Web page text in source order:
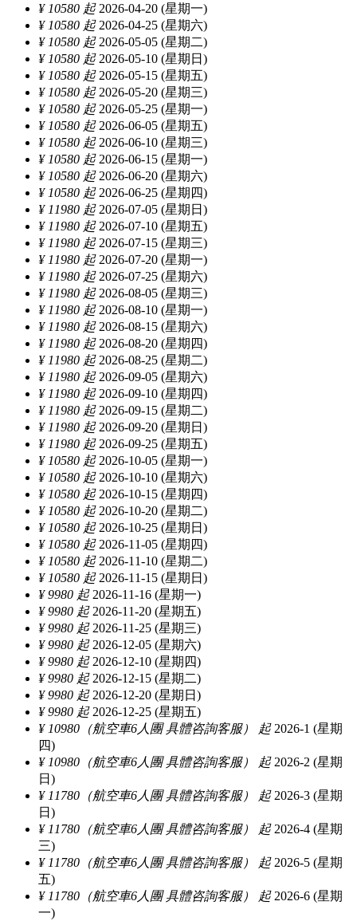
¥ 10580 起2026-04-20 (星期一)
¥ 10580 起2026-04-25 (星期六)
¥ 10580 起2026-05-05 (星期二)
¥ 10580 起2026-05-10 (星期日)
¥ 10580 起2026-05-15 (星期五)
¥ 10580 起2026-05-20 (星期三)
¥ 10580 起2026-05-25 (星期一)
¥ 10580 起2026-06-05 (星期五)
¥ 10580 起2026-06-10 (星期三)
¥ 10580 起2026-06-15 (星期一)
¥ 10580 起2026-06-20 (星期六)
¥ 10580 起2026-06-25 (星期四)
¥ 11980 起2026-07-05 (星期日)
¥ 11980 起2026-07-10 (星期五)
¥ 11980 起2026-07-15 (星期三)
¥ 11980 起2026-07-20 (星期一)
¥ 11980 起2026-07-25 (星期六)
¥ 11980 起2026-08-05 (星期三)
¥ 11980 起2026-08-10 (星期一)
¥ 11980 起2026-08-15 (星期六)
¥ 11980 起2026-08-20 (星期四)
¥ 11980 起2026-08-25 (星期二)
¥ 11980 起2026-09-05 (星期六)
¥ 11980 起2026-09-10 (星期四)
¥ 11980 起2026-09-15 (星期二)
¥ 11980 起2026-09-20 (星期日)
¥ 11980 起2026-09-25 (星期五)
¥ 10580 起2026-10-05 (星期一)
¥ 10580 起2026-10-10 (星期六)
¥ 10580 起2026-10-15 (星期四)
¥ 10580 起2026-10-20 (星期二)
¥ 10580 起2026-10-25 (星期日)
¥ 10580 起2026-11-05 (星期四)
¥ 10580 起2026-11-10 (星期二)
¥ 10580 起2026-11-15 (星期日)
¥ 9980 起2026-11-16 (星期一)
¥ 9980 起2026-11-20 (星期五)
¥ 9980 起2026-11-25 (星期三)
¥ 9980 起2026-12-05 (星期六)
¥ 9980 起2026-12-10 (星期四)
¥ 9980 起2026-12-15 (星期二)
¥ 9980 起2026-12-20 (星期日)
¥ 9980 起2026-12-25 (星期五)
¥ 10980（航空車6人團 具體咨詢客服） 起2026-1 (星期
四)
¥ 10980（航空車6人團 具體咨詢客服） 起2026-2 (星期
日)
¥ 11780（航空車6人團 具體咨詢客服） 起2026-3 (星期
日)
¥ 11780（航空車6人團 具體咨詢客服） 起2026-4 (星期
三)
¥ 11780（航空車6人團 具體咨詢客服） 起2026-5 (星期
五)
¥ 11780（航空車6人團 具體咨詢客服） 起2026-6 (星期
一)